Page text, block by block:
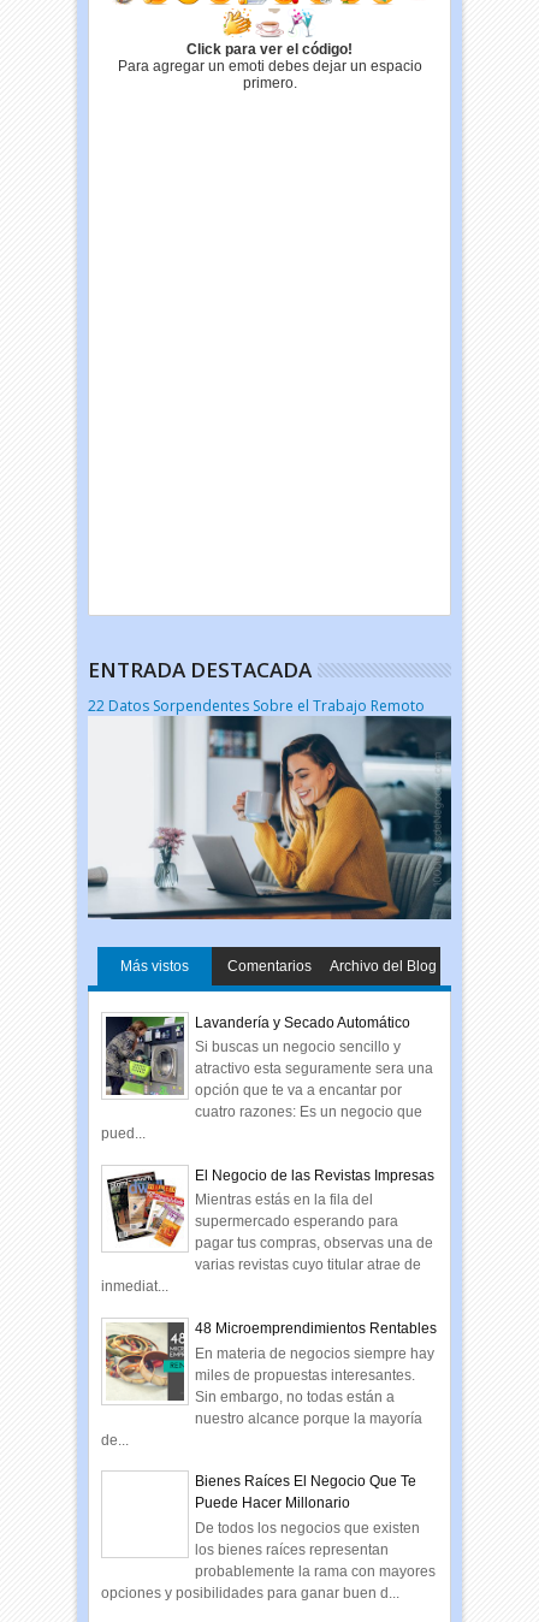
Click para ver el código!
Para agregar un emoti debes dejar un espacio
primero.
ENTRADA DESTACADA
22 Datos Sorpendentes Sobre el Trabajo Remoto
Más vistos Comentarios Archivo del Blog
Lavandería y Secado Automático
Si buscas un negocio sencillo y
atractivo esta seguramente sera una
opción que te va a encantar por
cuatro razones: Es un negocio que
pued...
El Negocio de las Revistas Impresas
Mientras estás en la fila del
supermercado esperando para
pagar tus compras, observas una de
varias revistas cuyo titular atrae de
inmediat...
48 Microemprendimientos Rentables
En materia de negocios siempre hay
miles de propuestas interesantes.
Sin embargo, no todas están a
nuestro alcance porque la mayoría
de...
Bienes Raíces El Negocio Que Te
Puede Hacer Millonario
De todos los negocios que existen
los bienes raíces representan
probablemente la rama con mayores
opciones y posibilidades para ganar buen d...